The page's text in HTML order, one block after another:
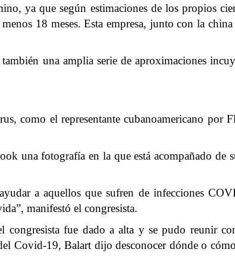
ya que según estimaciones de los propios
18 meses. Esta empresa, junto con la china
una amplia serie de aproximaciones
como el representante cubanoamericano por
una fotografía en la que está acompañado
a aquellos que sufren de infecciones
manifestó el congresista.
congresista fue dado a alta y se pudo reunir
Covid-19, Balart dijo desconocer dónde o